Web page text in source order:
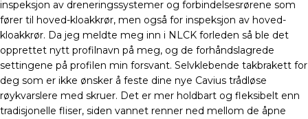
inspeksjon av dreneringssystemer og forbindelsesrørene som
fører til hoved-kloakkrør, men også for inspeksjon av hoved-
kloakkrør. Da jeg meldte meg inn i NLCK forleden så ble det
opprettet nytt profilnavn på meg, og de forhåndslagrede
settingene på profilen min forsvant. Selvklebende takbrakett for
deg som er ikke ønsker å feste dine nye Cavius trådløse
røykvarslere med skruer. Det er mer holdbart og fleksibelt enn
tradisjonelle fliser, siden vannet renner ned mellom de åpne